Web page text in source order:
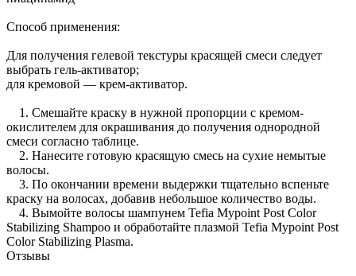
Способ применения:
Для получения гелевой текстуры красящей смеси следует
выбрать гель-активатор;
для кремовой — крем-активатор.
1. Смешайте краску в нужной пропорции с кремом-
окислителем для окрашивания до получения однородной
смеси согласно таблице.
2. Нанесите готовую красящую смесь на сухие немытые
волосы.
3. По окончании времени выдержки тщательно вспеньте
краску на волосах, добавив небольшое количество воды.
4. Вымойте волосы шампунем Tefia Mypoint Post Color
Stabilizing Shampoo и обработайте плазмой Tefia Mypoint Post
Color Stabilizing Plasma.
Отзывы